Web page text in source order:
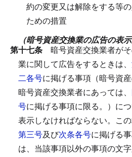
約の変更又は解除をする等
ための措置
（暗号資産交換業の広告の表示
第十七条 暗号資産交換業者が
業に関して広告をするときは、
二各号に掲げる事項（暗号資
暗号資産交換業者にあっては、
号に掲げる事項に限る。）に
表示しなければならない。 こ
第三号及び次条各号に掲げる
は、当該事項以外の事項の文